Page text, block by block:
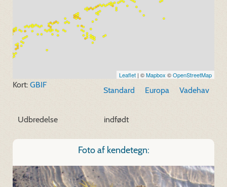
Leaflet | ©Mapbox ©OpenStreetMap
Standard Europa Vadehav
Kort: GBIF
Udbredelse indfødt
Foto af kendetegn: